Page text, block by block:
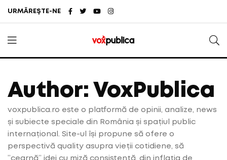
URMĂREȘTE-NE
Author: VoxPublica
voxpublica.ro este o platformă de opinii, analize, news
și subiecte speciale din România și spațiul public
internațional. Site-ul își propune să ofere o
perspectivă quality asupra vieții cotidiene, să